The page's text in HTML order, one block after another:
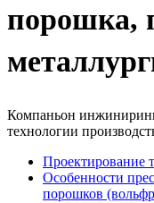
порошка,
Компаньон
технологии
Проектирование
Особенности
порошков